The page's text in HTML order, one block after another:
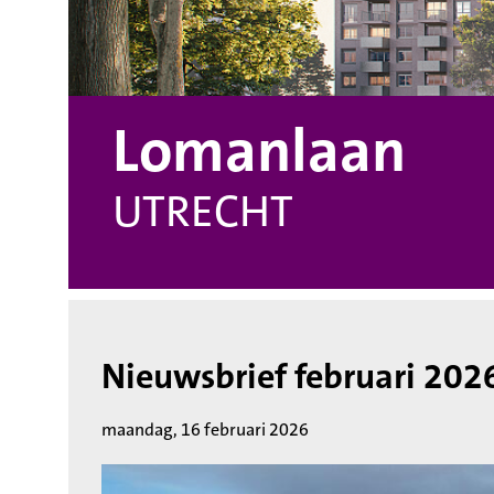
Lomanlaan
UTRECHT
Nieuwsbrief februari
maandag, 16 februari 2026